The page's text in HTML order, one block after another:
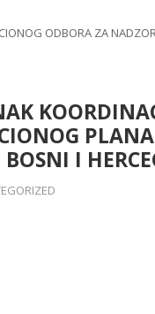
ODBORA ZA
BOSNI I